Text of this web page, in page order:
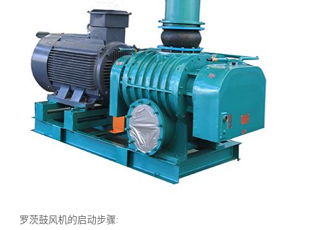
罗茨鼓风机的启动步骤: